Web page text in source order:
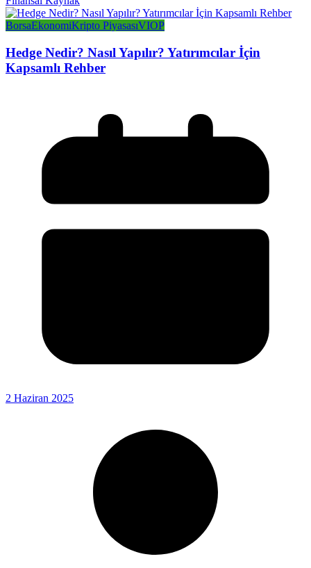
BorsaEkonomiKripto PiyasasıVIOP
Hedge Nedir? Nasıl Yapılır? Yatırımcılar İçin
Kapsamlı Rehber
2 Haziran 2025